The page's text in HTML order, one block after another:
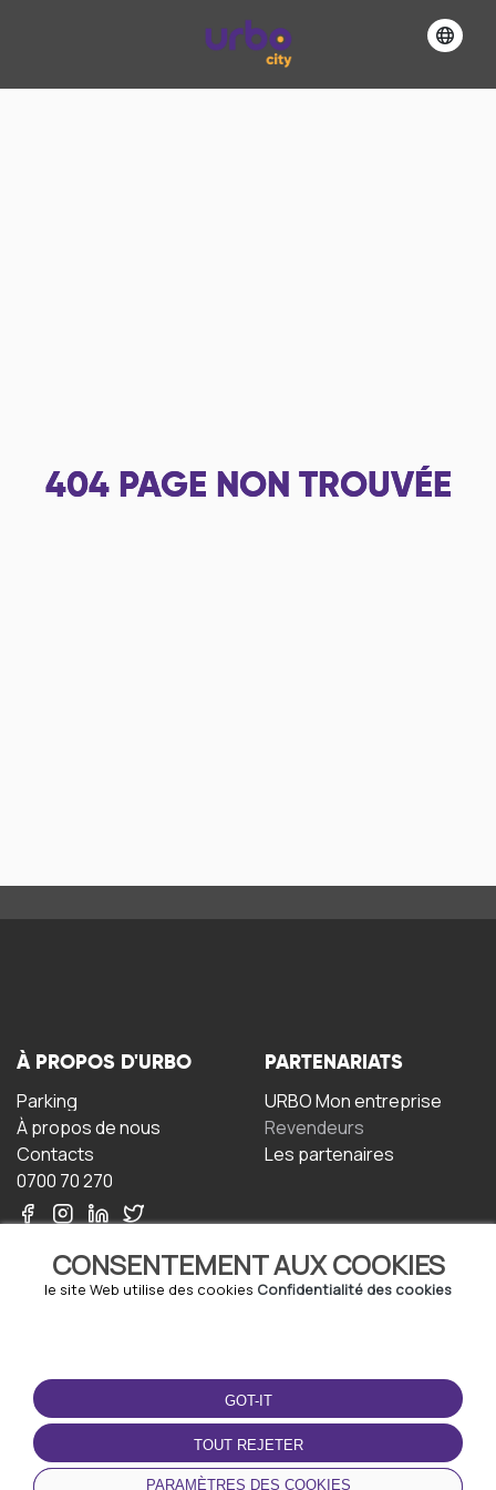
404 PAGE NON TROUVÉE
CONSENTEMENT AUX COOKIES
le site Web utilise des cookies Confidentialité des cookies
GOT-IT
TOUT REJETER
PARAMÈTRES DES COOKIES
À PROPOS D'URBO
Parking
À propos de nous
Contacts
0700 70 270
PARTENARIATS
URBO Mon entreprise
Revendeurs
Les partenaires
TERMS-OF-USE
Termes et conditions
Politique de confidentialité
Politique relative aux
cookies
TÉLÉCHARGEZ
L'APPLICATION